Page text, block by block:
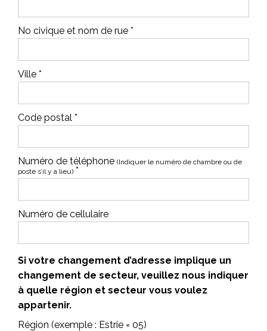
No civique et nom de rue *
Ville *
Code postal *
Numéro de téléphone (Indiquer le numéro de chambre ou de
poste s’il y a lieu) *
Numéro de cellulaire
Si votre changement d’adresse implique un
changement de secteur, veuillez nous indiquer
à quelle région et secteur vous voulez
appartenir.
Région (exemple : Estrie = 05)